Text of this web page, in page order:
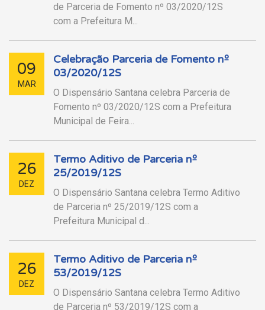
de Parceria de Fomento nº 03/2020/12S
com a Prefeitura M...
09
MAR
Celebração Parceria de Fomento nº
03/2020/12S
O Dispensário Santana celebra Parceria de
Fomento nº 03/2020/12S com a Prefeitura
Municipal de Feira...
26
DEZ
Termo Aditivo de Parceria nº
25/2019/12S
O Dispensário Santana celebra Termo Aditivo
de Parceria nº 25/2019/12S com a
Prefeitura Municipal d...
26
DEZ
Termo Aditivo de Parceria nº
53/2019/12S
O Dispensário Santana celebra Termo Aditivo
de Parceria nº 53/2019/12S com a